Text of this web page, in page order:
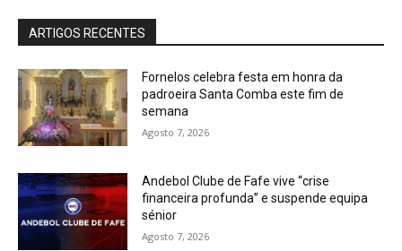
ARTIGOS RECENTES
Fornelos celebra festa em honra da
padroeira Santa Comba este fim de
semana
Agosto 7, 2026
Andebol Clube de Fafe vive “crise
financeira profunda” e suspende equipa
sénior
Agosto 7, 2026